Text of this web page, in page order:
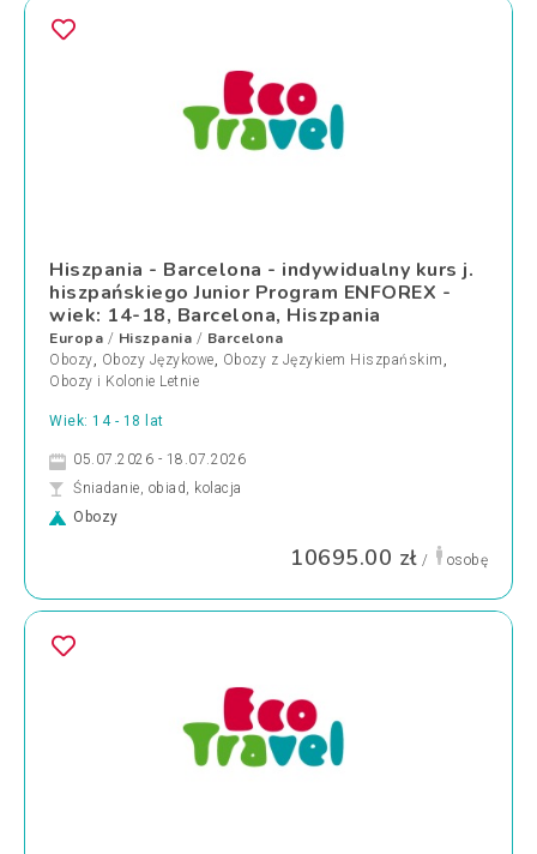
Hiszpania - Barcelona - indywidualny kurs j.
hiszpańskiego Junior Program ENFOREX -
wiek: 14-18, Barcelona, Hiszpania
Europa / Hiszpania / Barcelona
Obozy, Obozy Językowe, Obozy z Językiem Hiszpańskim ,
Obozy i Kolonie Letnie
Wiek: 14 - 18 lat
05.07.2026 - 18.07.2026
Śniadanie, obiad, kolacja
Obozy
10695.00 zł / osobę